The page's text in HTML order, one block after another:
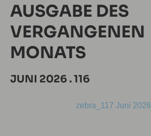
AUSGABE DES
VERGANGENEN
MONATS
JUNI 2026 . 116
zebra_117 Juni 2026